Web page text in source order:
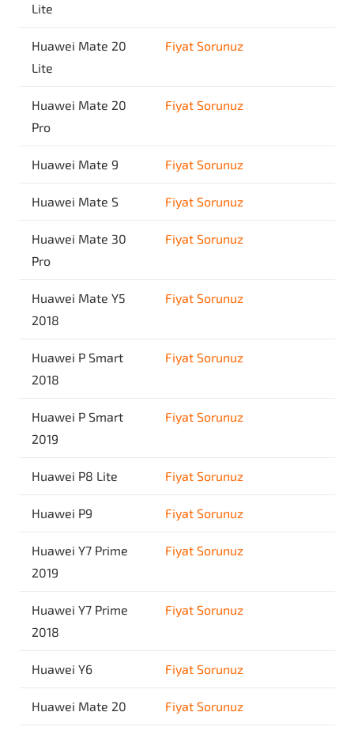
Lite
Huawei Mate 20
Lite
Fiyat Sorunuz
Huawei Mate 20
Pro
Fiyat Sorunuz
Huawei Mate 9 Fiyat Sorunuz
Huawei Mate S Fiyat Sorunuz
Huawei Mate 30
Pro
Fiyat Sorunuz
Huawei Mate Y5
2018
Fiyat Sorunuz
Huawei P Smart
2018
Fiyat Sorunuz
Huawei P Smart
2019
Fiyat Sorunuz
Huawei P8 Lite Fiyat Sorunuz
Huawei P9 Fiyat Sorunuz
Huawei Y7 Prime
2019
Fiyat Sorunuz
Huawei Y7 Prime
2018
Fiyat Sorunuz
Huawei Y6 Fiyat Sorunuz
Huawei Mate 20 Fiyat Sorunuz